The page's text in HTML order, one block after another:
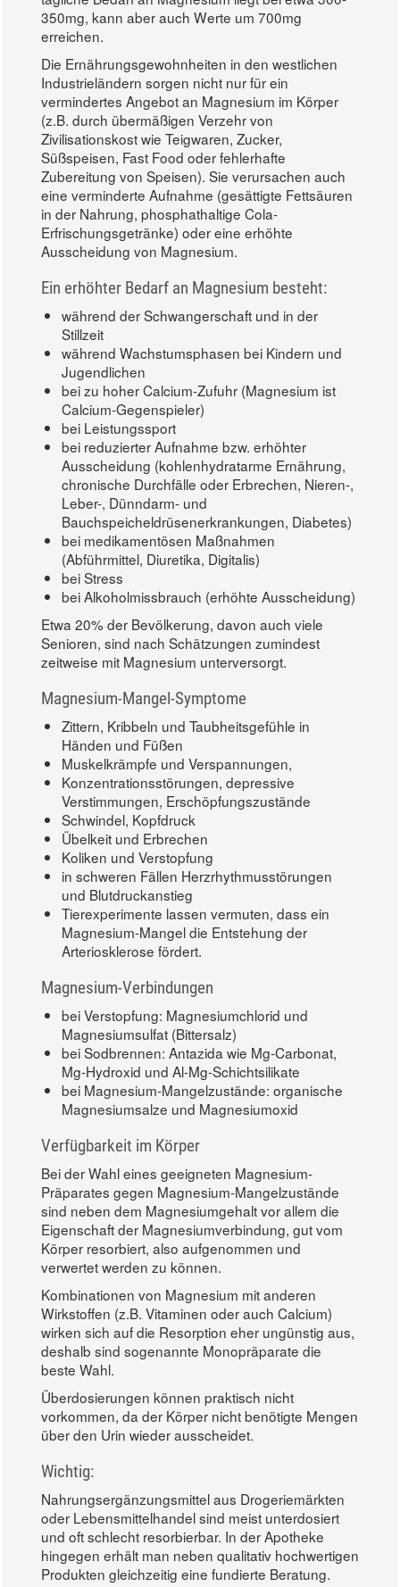
350mg, kann aber auch Werte um 700mg
erreichen.
Die Ernährungsgewohnheiten in den westlichen
Industrieländern sorgen nicht nur für ein
vermindertes Angebot an Magnesium im Körper
(z.B. durch übermäßigen Verzehr von
Zivilisationskost wie Teigwaren, Zucker,
Süßspeisen, Fast Food oder fehlerhafte
Zubereitung von Speisen). Sie verursachen auch
eine verminderte Aufnahme (gesättigte Fettsäuren
in der Nahrung, phosphathaltige Cola-
Erfrischungsgetränke) oder eine erhöhte
Ausscheidung von Magnesium.
Ein erhöhter Bedarf an Magnesium besteht:
während der Schwangerschaft und in der
Stillzeit
während Wachstumsphasen bei Kindern und
Jugendlichen
bei zu hoher Calcium-Zufuhr (Magnesium ist
Calcium-Gegenspieler)
bei Leistungssport
bei reduzierter Aufnahme bzw. erhöhter
Ausscheidung (kohlenhydratarme Ernährung,
chronische Durchfälle oder Erbrechen, Nieren-,
Leber-, Dünndarm- und
Bauchspeicheldrüsenerkrankungen, Diabetes)
bei medikamentösen Maßnahmen
(Abführmittel, Diuretika, Digitalis)
bei Stress
bei Alkoholmissbrauch (erhöhte Ausscheidung)
Etwa 20% der Bevölkerung, davon auch viele
Senioren, sind nach Schätzungen zumindest
zeitweise mit Magnesium unterversorgt.
Magnesium-Mangel-Symptome
Zittern, Kribbeln und Taubheitsgefühle in
Händen und Füßen
Muskelkrämpfe und Verspannungen,
Konzentrationsstörungen, depressive
Verstimmungen, Erschöpfungszustände
Schwindel, Kopfdruck
Übelkeit und Erbrechen
Koliken und Verstopfung
in schweren Fällen Herzrhythmusstörungen
und Blutdruckanstieg
Tierexperimente lassen vermuten, dass ein
Magnesium-Mangel die Entstehung der
Arteriosklerose fördert.
Magnesium-Verbindungen
bei Verstopfung: Magnesiumchlorid und
Magnesiumsulfat (Bittersalz)
bei Sodbrennen: Antazida wie Mg-Carbonat,
Mg-Hydroxid und Al-Mg-Schichtsilikate
bei Magnesium-Mangelzustände: organische
Magnesiumsalze und Magnesiumoxid
Verfügbarkeit im Körper
Bei der Wahl eines geeigneten Magnesium-
Präparates gegen Magnesium-Mangelzustände
sind neben dem Magnesiumgehalt vor allem die
Eigenschaft der Magnesiumverbindung, gut vom
Körper resorbiert, also aufgenommen und
verwertet werden zu können.
Kombinationen von Magnesium mit anderen
Wirkstoffen (z.B. Vitaminen oder auch Calcium)
wirken sich auf die Resorption eher ungünstig aus,
deshalb sind sogenannte Monopräparate die
beste Wahl.
Überdosierungen können praktisch nicht
vorkommen, da der Körper nicht benötigte Mengen
über den Urin wieder ausscheidet.
Wichtig:
Nahrungsergänzungsmittel aus Drogeriemärkten
oder Lebensmittelhandel sind meist unterdosiert
und oft schlecht resorbierbar. In der Apotheke
hingegen erhält man neben qualitativ hochwertigen
Produkten gleichzeitig eine fundierte Beratung.